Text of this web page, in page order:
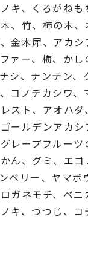
キ、くろがねも
、 竹、柿の木、
金木犀、アカシ
ァー、梅、かし
シ、ナンテン、
コノデカシワ、
スト、アオハダ
ゴールデンアカシ
グレープフルーツ
ん、グミ、 エゴ
ベリー、ヤマボ
ガネモチ、ベニ
キ、 つつじ、コ